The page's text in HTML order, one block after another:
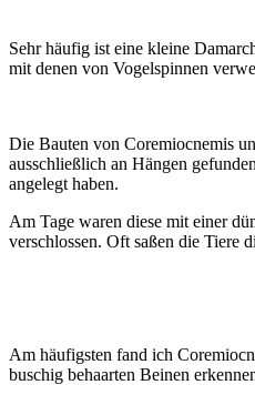
Sehr häufig ist eine kleine
mit denen von Vogelspinnen
Die Bauten von Coremiocnemis
ausschließlich an Hängen
angelegt haben.
Am Tage waren diese mit einer
verschlossen. Oft saßen die Tiere
Am häufigsten fand ich
buschig behaarten Beinen